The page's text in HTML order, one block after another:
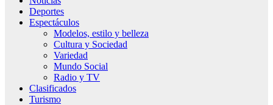
Deportes
Espectáculos
Modelos, estilo y belleza
Cultura y Sociedad
Variedad
Mundo Social
Radio y TV
Clasificados
Turismo